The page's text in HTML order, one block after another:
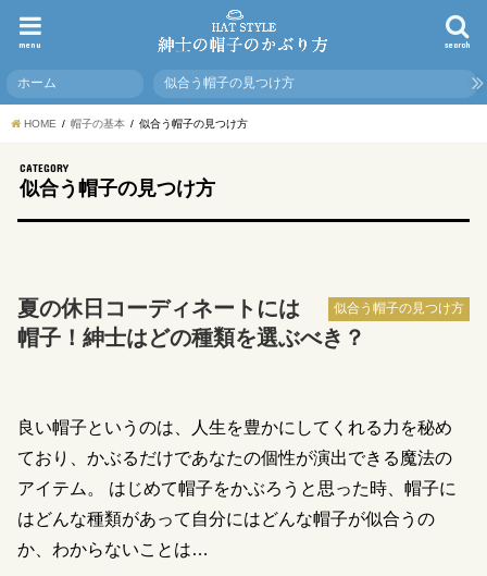
search
menu
ホーム 似合う帽子の見つけ方
HOME 帽子の基本 似合う帽子の見つけ方
CATEGORY
似合う帽子の見つけ方
似合う帽子の見つけ方
夏の休日コーディネートには
帽子！紳士はどの種類を選ぶべき？
良い帽子というのは、人生を豊かにしてくれる力を秘め
ており、かぶるだけであなたの個性が演出できる魔法の
アイテム。 はじめて帽子をかぶろうと思った時、帽子に
はどんな種類があって自分にはどんな帽子が似合うの
か、わからないことは…